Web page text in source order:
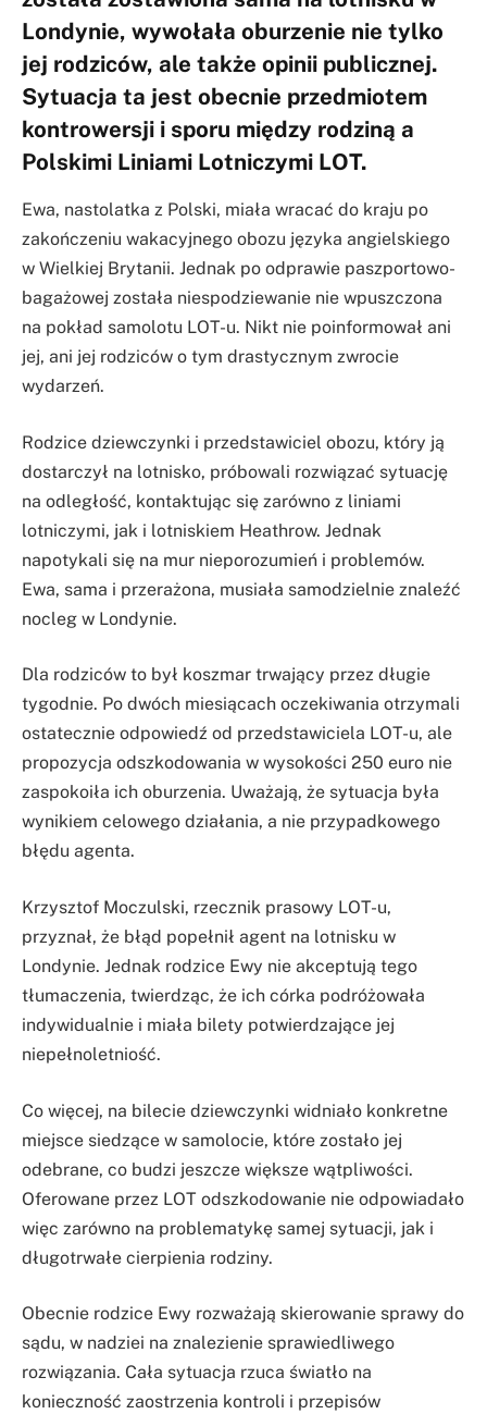
Londynie, wywołała oburzenie nie tylko
jej rodziców, ale także opinii publicznej.
Sytuacja ta jest obecnie przedmiotem
kontrowersji i sporu między rodziną a
Polskimi Liniami Lotniczymi LOT.
Ewa, nastolatka z Polski, miała wracać do kraju po
zakończeniu wakacyjnego obozu języka angielskiego
w Wielkiej Brytanii. Jednak po odprawie paszportowo-
bagażowej została niespodziewanie nie wpuszczona
na pokład samolotu LOT-u. Nikt nie poinformował ani
jej, ani jej rodziców o tym drastycznym zwrocie
wydarzeń.
Rodzice dziewczynki i przedstawiciel obozu, który ją
dostarczył na lotnisko, próbowali rozwiązać sytuację
na odległość, kontaktując się zarówno z liniami
lotniczymi, jak i lotniskiem Heathrow. Jednak
napotykali się na mur nieporozumień i problemów.
Ewa, sama i przerażona, musiała samodzielnie znaleźć
nocleg w Londynie.
Dla rodziców to był koszmar trwający przez długie
tygodnie. Po dwóch miesiącach oczekiwania otrzymali
ostatecznie odpowiedź od przedstawiciela LOT-u, ale
propozycja odszkodowania w wysokości 250 euro nie
zaspokoiła ich oburzenia. Uważają, że sytuacja była
wynikiem celowego działania, a nie przypadkowego
błędu agenta.
Krzysztof Moczulski, rzecznik prasowy LOT-u,
przyznał, że błąd popełnił agent na lotnisku w
Londynie. Jednak rodzice Ewy nie akceptują tego
tłumaczenia, twierdząc, że ich córka podróżowała
indywidualnie i miała bilety potwierdzające jej
niepełnoletniość.
Co więcej, na bilecie dziewczynki widniało konkretne
miejsce siedzące w samolocie, które zostało jej
odebrane, co budzi jeszcze większe wątpliwości.
Oferowane przez LOT odszkodowanie nie odpowiadało
więc zarówno na problematykę samej sytuacji, jak i
długotrwałe cierpienia rodziny.
Obecnie rodzice Ewy rozważają skierowanie sprawy do
sądu, w nadziei na znalezienie sprawiedliwego
rozwiązania. Cała sytuacja rzuca światło na
konieczność zaostrzenia kontroli i przepisów